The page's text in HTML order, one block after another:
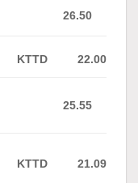
26.50
KTTD 22.00
25.55
KTTD 21.09